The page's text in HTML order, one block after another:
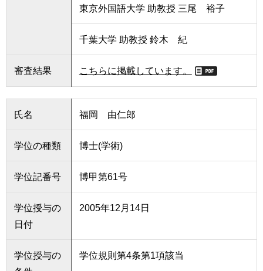
東京外国語大学 助教授 三尾 裕子
千葉大学 助教授 鈴木 紀
審査結果 こちらに掲載しています。
氏名 福岡 由仁郎
学位の種類 博士(学術)
学位記番号 博甲第61号
学位授与の
日付
2005年12月14日
学位授与の
学位規則第4条第1項該当